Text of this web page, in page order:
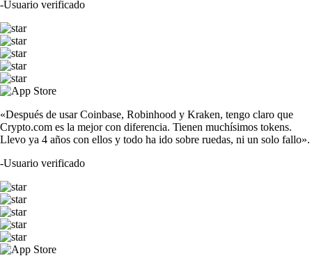
-Usuario verificado
«Después de usar Coinbase, Robinhood y Kraken, tengo claro que
Crypto.com es la mejor con diferencia. Tienen muchísimos tokens.
Llevo ya 4 años con ellos y todo ha ido sobre ruedas, ni un solo fallo».
-Usuario verificado